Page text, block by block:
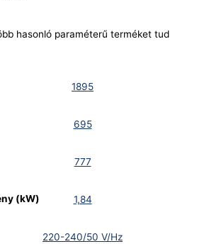
hasonló paraméterű terméket tud
1895
695
777
(kW) 1,84
220-240/50 V/Hz